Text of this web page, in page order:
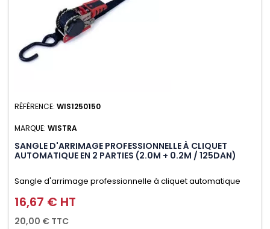
RÉFÉRENCE: WIS1250150
MARQUE: WISTRA
SANGLE D'ARRIMAGE PROFESSIONNELLE À CLIQUET
AUTOMATIQUE EN 2 PARTIES (2.0M + 0.2M / 125DAN)
Sangle d'arrimage professionnelle à cliquet automatique
avec crochet S en 2 parties (2.0M + 0.2M / 125daN), simple et
rapide d'utilisation. Permet d'arrimer et de sécuriser
Prix
16,67 € HT
20,00 € TTC